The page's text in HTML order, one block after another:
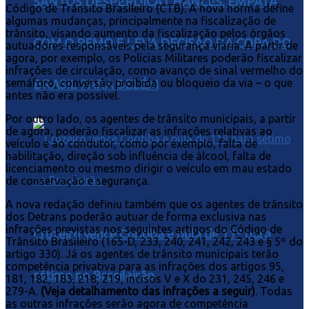
COM O REMO E LEVA DECISÃO DA COPA DO
BRASIL PARA BELÉM
Cruzeiro vence Coritiba e pula de 11º para
sétimo no Brasileirão
Código de Trânsito Brasileiro (CTB). A nova norma define
algumas mudanças, principalmente na fiscalização de
trânsito, visando aumento da fiscalização pelos órgãos
autuadores responsáveis pela segurança viária. A partir de
agora, por exemplo, os Polícias Militares poderão fiscalizar
infrações de circulação, como avanço de sinal vermelho do
semáforo, conversão proibida ou bloqueio da via – o que
antes não era possível.
Por outro lado, os agentes de trânsito municipais, a partir
de agora, poderão fiscalizar as infrações relativas ao
veículo e ao condutor, como por exemplo, falta de
habilitação, direção sob influência de álcool, falta de
licenciamento ou mesmo dirigir o veículo em mau estado
de conservação e segurança.
A nova redação definiu também que os agentes de trânsito
dos Detrans poderão autuar de forma exclusiva nas
infrações previstas nos seguintes artigos do Código de
Trânsito Brasileiro (165-D, 233, 240, 241, 242, 243 e § 5º do
artigo 330). Já os agentes de trânsito municipais terão
competência privativa para as infrações dos artigos 95,
181, 182, 183, 218, 219, incisos V e X do 231, 245, 246 e
279-A. (Veja detalhamento das infrações a seguir). Todas
as outras infrações serão agora de competência